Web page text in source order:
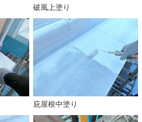
破風上塗り
庇屋根中塗り